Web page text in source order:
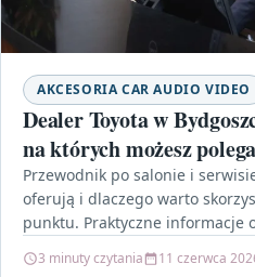
AKCESORIA CAR AUDIO VIDEO
Dealer Toyota w
na których możesz
Przewodnik po salonie i
oferują i dlaczego warto
punktu. Praktyczne informacje
3 minuty czytania 11 czerwca